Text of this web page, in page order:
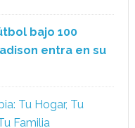
bajo 100
entra en su
Tu Hogar, Tu
Familia